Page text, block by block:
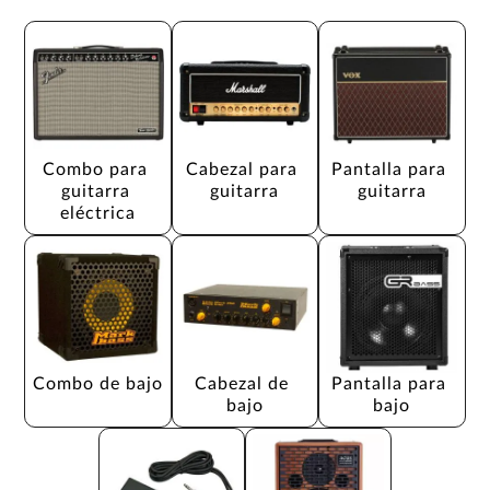
Combo para
guitarra
eléctrica
Cabezal para
guitarra
Pantalla para
guitarra
Combo de bajo
Cabezal de
bajo
Pantalla para
bajo